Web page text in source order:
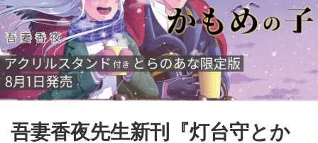
吾妻香夜先生新刊『灯台守とか